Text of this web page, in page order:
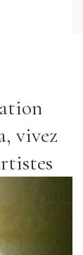
vivez